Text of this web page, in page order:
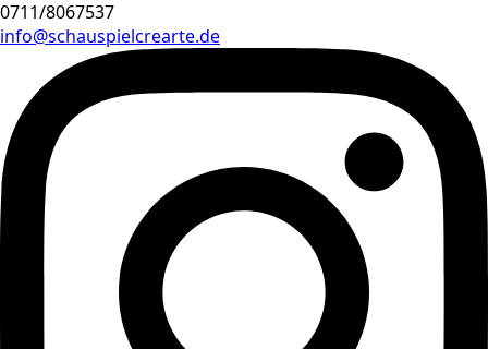
0711/8067537
info@schauspielcrearte.de